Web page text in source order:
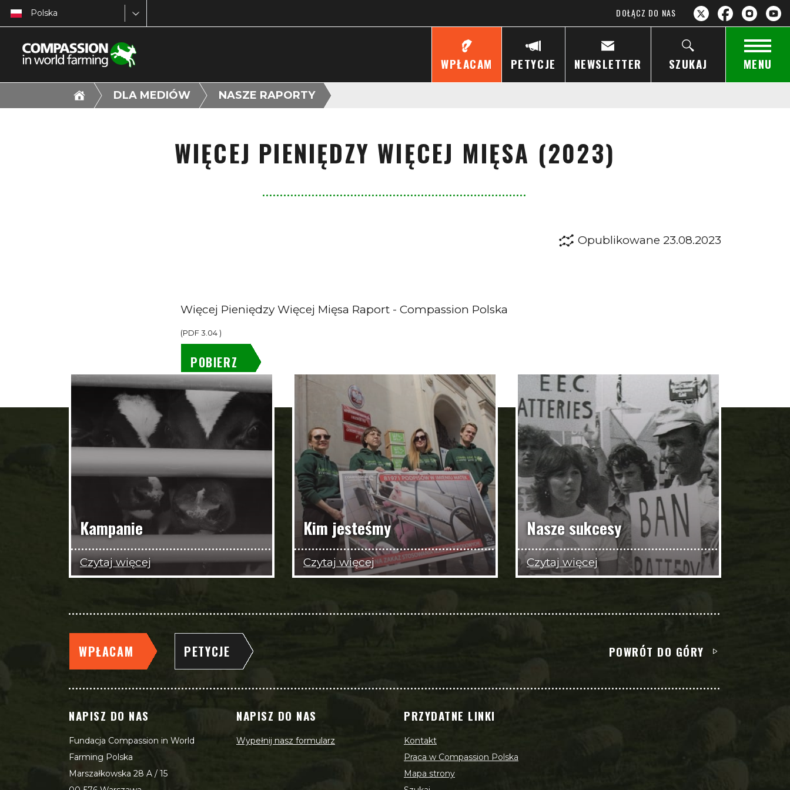
Polska DOŁĄCZ DO NAS
WPŁACAM PETYCJE NEWSLETTER SZUKAJ MENU
DLA MEDIÓW NASZE RAPORTY
WIĘCEJ PIENIĘDZY WIĘCEJ MIĘSA (2023)
Opublikowane 23.08.2023
Więcej Pieniędzy Więcej Mięsa Raport - Compassion Polska
(PDF3.04)
POBIERZ
Kampanie
Czytaj więcej
Kim jesteśmy
Czytaj więcej
Nasze sukcesy
Czytaj więcej
WPŁACAM PETYCJE POWRÓT DO GÓRY
NAPISZ DO NAS
Fundacja Compassion in World
Farming Polska
Marszałkowska 28 A / 15
NAPISZ DO NAS
Wypełnij nasz formularz
PRZYDATNE LINKI
Kontakt
Praca w Compassion Polska
Mapa strony